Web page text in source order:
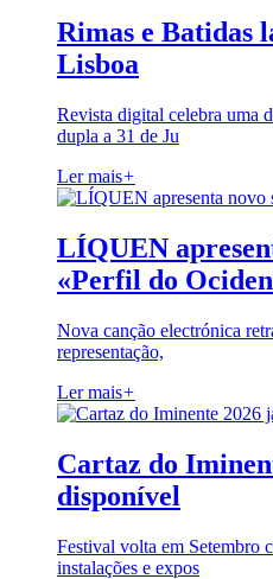
Rimas e Batidas
Lisboa
Revista digital celebra uma
dupla a 31 de Ju
Ler mais+
LÍQUEN
«Perfil do
Nova canção electrónica
representação,
Ler mais+
Cartaz do
disponível
Festival volta em Setembro
instalações e expos